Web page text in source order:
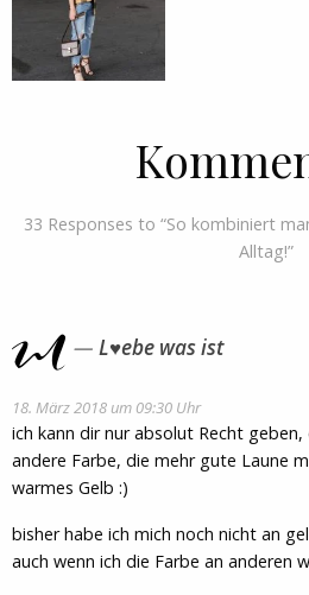
33 Responses to “So kombiniert
Alltag!”
L♥ebe was ist
18. März 2018 um 09:30 Uhr
ich kann dir nur absolut Recht
andere Farbe, die mehr gute Laune
warmes Gelb :)
bisher habe ich mich noch nicht an
auch wenn ich die Farbe an anderen